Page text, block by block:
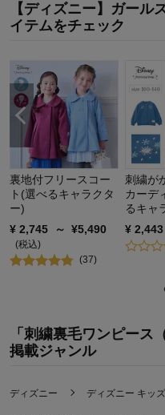
【ディズニー】ガー
イテムをチェック
裏地付フリースコー
ト(選べるキャラクタ
ー)
¥ 2,745 ～ ¥5,490
(税込)
(37)
刺繍が
カーデ
るキャ
¥ 2,443
「刺繍裏毛ワンピース
掲載ジャンル
ディズニー ディズニー キッ